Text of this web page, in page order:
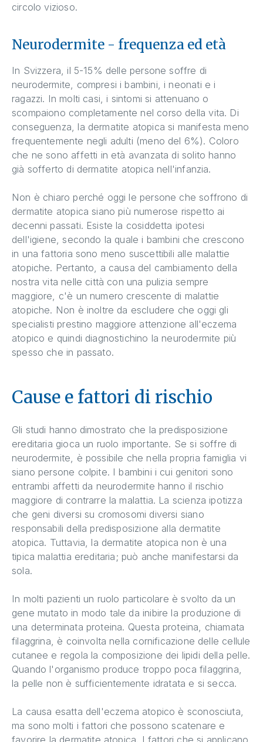
circolo vizioso.
Neurodermite - frequenza ed età
In Svizzera, il 5-15% delle persone soffre di
neurodermite, compresi i bambini, i neonati e i
ragazzi. In molti casi, i sintomi si attenuano o
scompaiono completamente nel corso della vita. Di
conseguenza, la dermatite atopica si manifesta meno
frequentemente negli adulti (meno del 6%). Coloro
che ne sono affetti in età avanzata di solito hanno
già sofferto di dermatite atopica nell'infanzia.
Non è chiaro perché oggi le persone che soffrono di
dermatite atopica siano più numerose rispetto ai
decenni passati. Esiste la cosiddetta ipotesi
dell'igiene, secondo la quale i bambini che crescono
in una fattoria sono meno suscettibili alle malattie
atopiche. Pertanto, a causa del cambiamento della
nostra vita nelle città con una pulizia sempre
maggiore, c'è un numero crescente di malattie
atopiche. Non è inoltre da escludere che oggi gli
specialisti prestino maggiore attenzione all'eczema
atopico e quindi diagnostichino la neurodermite più
spesso che in passato.
Cause e fattori di rischio
Gli studi hanno dimostrato che la predisposizione
ereditaria gioca un ruolo importante. Se si soffre di
neurodermite, è possibile che nella propria famiglia vi
siano persone colpite. I bambini i cui genitori sono
entrambi affetti da neurodermite hanno il rischio
maggiore di contrarre la malattia. La scienza ipotizza
che geni diversi su cromosomi diversi siano
responsabili della predisposizione alla dermatite
atopica. Tuttavia, la dermatite atopica non è una
tipica malattia ereditaria; può anche manifestarsi da
sola.
In molti pazienti un ruolo particolare è svolto da un
gene mutato in modo tale da inibire la produzione di
una determinata proteina. Questa proteina, chiamata
filaggrina, è coinvolta nella cornificazione delle cellule
cutanee e regola la composizione dei lipidi della pelle.
Quando l'organismo produce troppo poca filaggrina,
la pelle non è sufficientemente idratata e si secca.
La causa esatta dell'eczema atopico è sconosciuta,
ma sono molti i fattori che possono scatenare e
favorire la dermatite atopica. I fattori che si applicano